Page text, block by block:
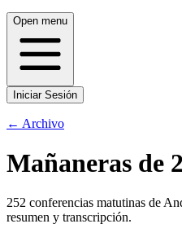
Open menu
Iniciar Sesión
← Archivo
Mañaneras de
252 conferencias matutinas de
resumen y transcripción.